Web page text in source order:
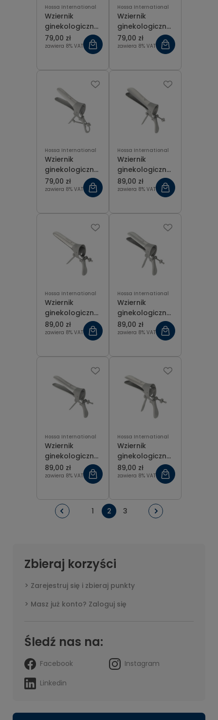
Hossa International
Wziernik
ginekologiczny
Cusco z
wąskim
śrubą
rozmiar L
79,00 zł
zawiera 8% VAT
Hossa International
Wziernik
ginekologiczny
Cusco z
wąskim
śrubą
rozmiar M
79,00 zł
zawiera 8% VAT
Hossa International
Wziernik
ginekologiczny
Cusco z
wąskim
śrubą
rozmiar S
79,00 zł
zawiera 8% VAT
Hossa International
Wziernik
ginekologiczny
Cusco-Swiss ze
śrubą boczną
89,00 zł
zawiera 8% VAT
Hossa International
Wziernik
ginekologiczny
Cusco-Swiss ze
śrubą boczną
89,00 zł
zawiera 8% VAT
Hossa International
Wziernik
ginekologiczny
Cusco-Swiss ze
śrubą boczną
89,00 zł
zawiera 8% VAT
Hossa International
Wziernik
ginekologiczny
Cusco-Swiss ze
śrubą boczną
89,00 zł
zawiera 8% VAT
Hossa International
Wziernik
ginekologiczny
Cusco-Swiss ze
śrubą boczną
89,00 zł
zawiera 8% VAT
1 2 3
Zbieraj korzyści
Zarejestruj się i zbieraj punkty
Masz już konto? Zaloguj się
Śledź nas na:
Facebook
Instagram
Linkedin